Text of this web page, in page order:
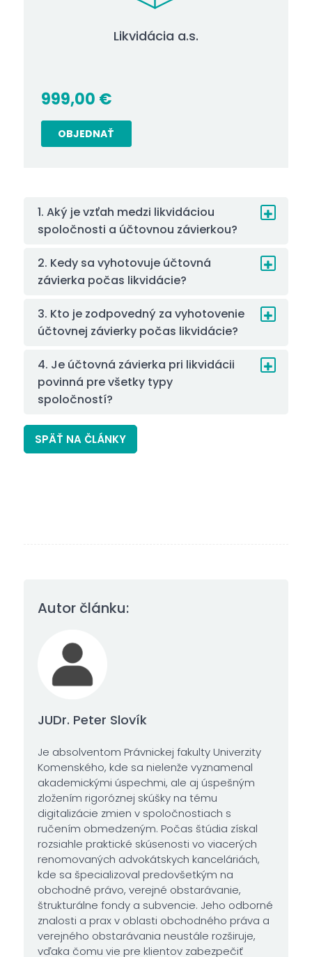
Likvidácia a.s.
999,00 €
OBJEDNAŤ
1. Aký je vzťah medzi likvidáciou
spoločnosti a účtovnou závierkou?
2. Kedy sa vyhotovuje účtovná
závierka počas likvidácie?
3. Kto je zodpovedný za vyhotovenie
účtovnej závierky počas likvidácie?
4. Je účtovná závierka pri likvidácii
povinná pre všetky typy
spoločností?
SPÄŤ NA ČLÁNKY
Autor článku:
JUDr. Peter Slovík
Je absolventom Právnickej fakulty Univerzity
Komenského, kde sa nielenže vyznamenal
akademickými úspechmi, ale aj úspešným
zložením rigoróznej skúšky na tému
digitalizácie zmien v spoločnostiach s
ručením obmedzeným. Počas štúdia získal
rozsiahle praktické skúsenosti vo viacerých
renomovaných advokátskych kanceláriách,
kde sa špecializoval predovšetkým na
obchodné právo, verejné obstarávanie,
štrukturálne fondy a subvencie. Jeho odborné
znalosti a prax v oblasti obchodného práva a
verejného obstarávania neustále rozširuje,
vďaka čomu vie pre klientov zabezpečiť